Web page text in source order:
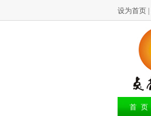
设为首页
首 页